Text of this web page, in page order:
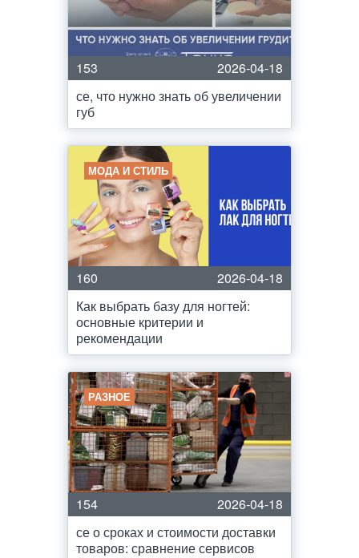
153
2026-04-18
се, что нужно знать об увеличении
губ
МОДА И СТИЛЬ
160
2026-04-18
Как выбрать базу для ногтей:
основные критерии и
рекомендации
РАЗНОЕ
154
2026-04-18
се о сроках и стоимости доставки
товаров: сравнение сервисов